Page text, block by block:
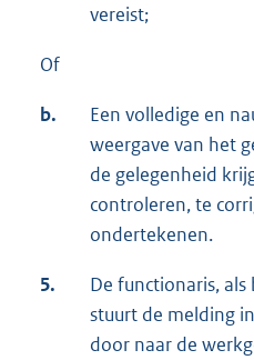
vereist;
Of
b.
Een volledige en
weergave van het
de gelegenheid
controleren, te
ondertekenen.
5.
De functionaris,
stuurt de melding
door naar de